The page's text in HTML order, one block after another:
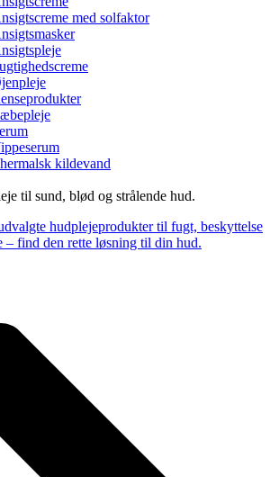
med solfaktor
kildevand
til sund, blød og strålende hud.
hudplejeprodukter til fugt, beskyttelse
– find den rette løsning til din hud.